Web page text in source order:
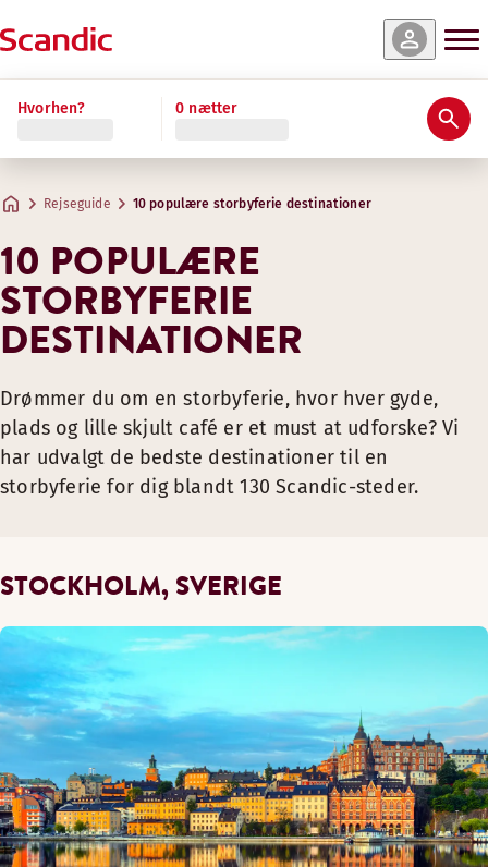
Hvorhen? 0 nætter
Rejseguide 10 populære storbyferie destinationer
10 POPULÆRE
STORBYFERIE
DESTINATIONER
Drømmer du om en storbyferie, hvor hver gyde,
plads og lille skjult café er et must at udforske? Vi
har udvalgt de bedste destinationer til en
storbyferie for dig blandt 130 Scandic-steder.
STOCKHOLM, SVERIGE